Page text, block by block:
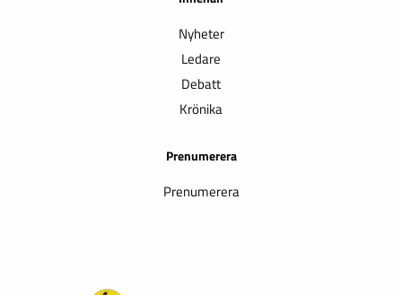
Nyheter
Ledare
Debatt
Krönika
Prenumerera
Prenumerera